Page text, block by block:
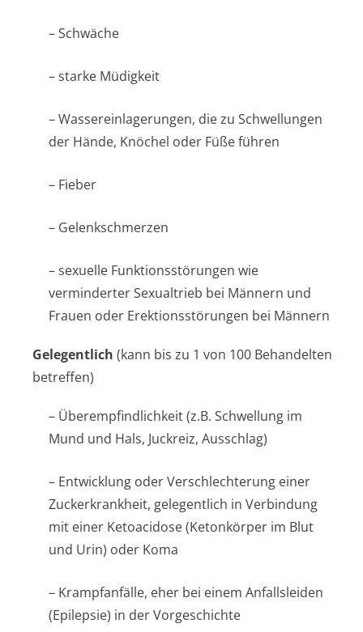
– Schwäche
– starke Müdigkeit
– Wassereinlage­rungen, die zu Schwellungen
der Hände, Knöchel oder Füße führen
– Fieber
– Gelenkschmerzen
– sexuelle Funktionsstörungen wie
verminderter Sexualtrieb bei Männern und
Frauen oder Erektionsstörungen bei Männern
Gelegentlich (kann bis zu 1 von 100 Behandelten
betreffen)
– Überempfindlichkeit (z.B. Schwellung im
Mund und Hals, Juckreiz, Ausschlag)
– Entwicklung oder Verschlechterung einer
Zuckerkrankheit, gelegentlich in Verbindung
mit einer Ketoacidose (Ketonkörper im Blut
und Urin) oder Koma
– Krampfanfälle, eher bei einem Anfallsleiden
(Epilepsie) in der Vorgeschichte